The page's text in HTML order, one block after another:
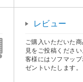
レビュー
ご購入いただいた
見をご投稿くださ
客様にはソフマッ
ゼントいたします。